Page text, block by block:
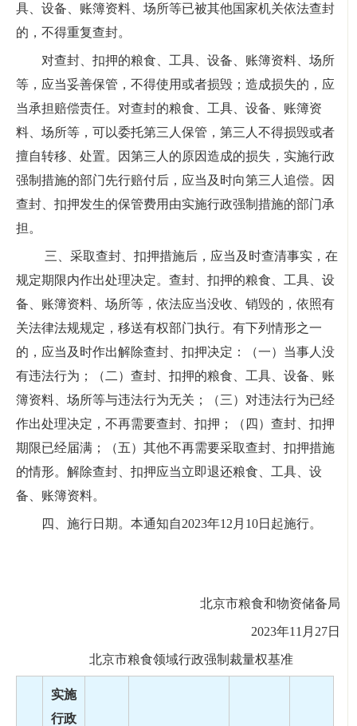
具、设备、账簿资料、场所等已被其他国家机关依法查封
的，不得重复查封。
对查封、扣押的粮食、工具、设备、账簿资料、场所
等，应当妥善保管，不得使用或者损毁；造成损失的，应
当承担赔偿责任。对查封的粮食、工具、设备、账簿资
料、场所等，可以委托第三人保管，第三人不得损毁或者
擅自转移、处置。因第三人的原因造成的损失，实施行政
强制措施的部门先行赔付后，应当及时向第三人追偿。因
查封、扣押发生的保管费用由实施行政强制措施的部门承
担。
三、采取查封、扣押措施后，应当及时查清事实，在
规定期限内作出处理决定。查封、扣押的粮食、工具、设
备、账簿资料、场所等，依法应当没收、销毁的，依照有
关法律法规规定，移送有权部门执行。有下列情形之一
的，应当及时作出解除查封、扣押决定：（一）当事人没
有违法行为；（二）查封、扣押的粮食、工具、设备、账
簿资料、场所等与违法行为无关；
（三）对违法行为已经
作出处理决定，不再需要查封、扣押；
（四）查封、扣押
期限已经届满；（五）其他不再需要采取查封、扣押措施
的情形。解除查封、扣押应当立即退还粮食、工具、设
备、账簿资料。
四、施行日期。本通知自2023年12月10日起施行。
北京市粮食和物资储备局
2023年11月27日
北京市粮食领域行政强制裁量权基准
实施
行政